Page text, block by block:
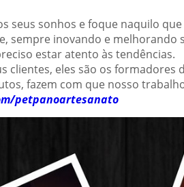
seus sonhos e foque naquilo que
sempre inovando e melhorando
estar atento às tendências.
clientes, eles são os formadores
fazem com que nosso
petpanoartesanato